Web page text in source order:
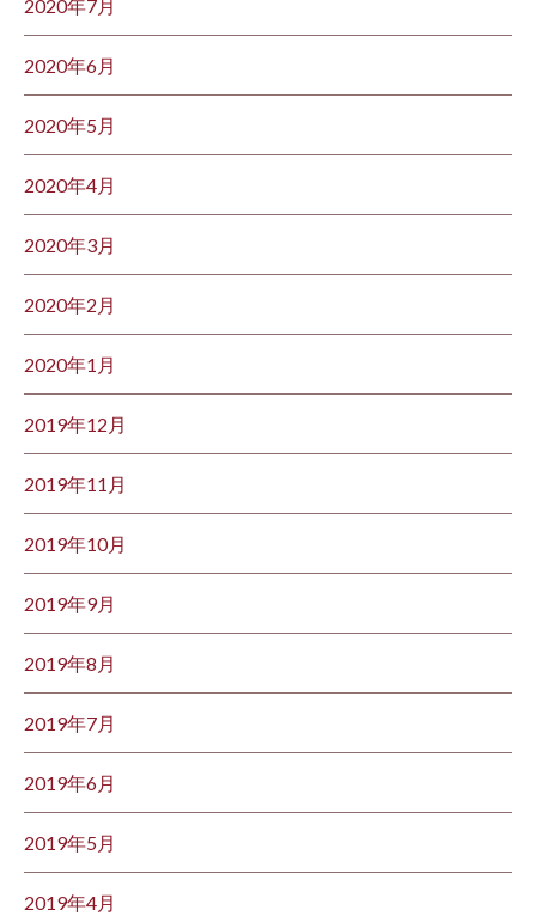
2020年7月
2020年6月
2020年5月
2020年4月
2020年3月
2020年2月
2020年1月
2019年12月
2019年11月
2019年10月
2019年9月
2019年8月
2019年7月
2019年6月
2019年5月
2019年4月